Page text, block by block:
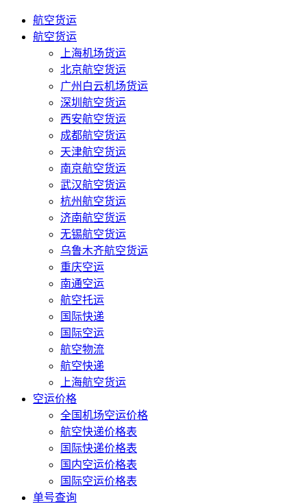
航空货运
航空货运
上海机场货运
北京航空货运
广州白云机场货运
深圳航空货运
西安航空货运
成都航空货运
天津航空货运
南京航空货运
武汉航空货运
杭州航空货运
济南航空货运
无锡航空货运
乌鲁木齐航空货运
重庆空运
南通空运
航空托运
国际快递
国际空运
航空物流
航空快递
上海航空货运
空运价格
全国机场空运价格
航空快递价格表
国际快递价格表
国内空运价格表
国际空运价格表
单号查询